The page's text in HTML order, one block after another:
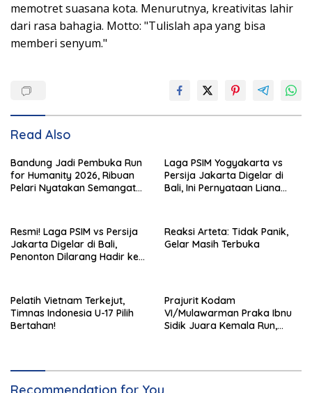
memotret suasana kota. Menurutnya, kreativitas lahir
dari rasa bahagia. Motto: "Tulislah apa yang bisa
memberi senyum."
Read Also
Bandung Jadi Pembuka Run
for Humanity 2026, Ribuan
Pelari Nyatakan Semangat
Laga PSIM Yogyakarta vs
Persija Jakarta Digelar di
Bali, Ini Pernyataan Liana
Resmi! Laga PSIM vs Persija
Jakarta Digelar di Bali,
Penonton Dilarang Hadir ke
Reaksi Arteta: Tidak Panik,
Gelar Masih Terbuka
Pelatih Vietnam Terkejut,
Timnas Indonesia U-17 Pilih
Bertahan!
Prajurit Kodam
VI/Mulawarman Praka Ibnu
Sidik Juara Kemala Run,